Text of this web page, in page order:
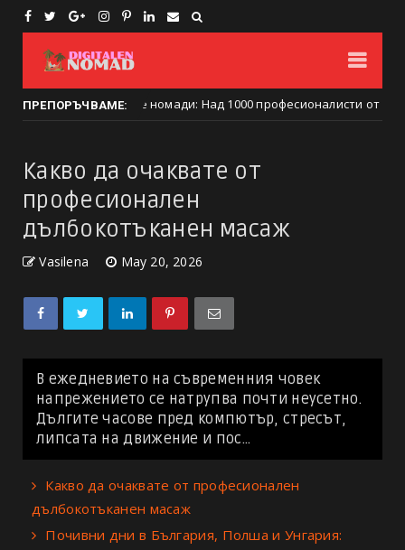
ПРЕПОРЪЧВАМЕ:
дигиталните номади: Над 1000 професионалисти от 50
Какво да очаквате от
професионален
дълбокотъканен масаж
Vasilena May 20, 2026
В ежедневието на съвременния човек
напрежението се натрупва почти неусетно.
Дългите часове пред компютър, стресът,
липсата на движение и пос...
Какво да очаквате от професионален
дълбокотъканен масаж
Почивни дни в България, Полша и Унгария: